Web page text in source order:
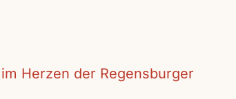
Herzen der Regensburger